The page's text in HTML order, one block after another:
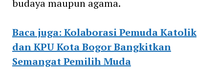
budaya maupun agama.
Baca juga: Kolaborasi Pemuda Katolik
dan KPU Kota Bogor Bangkitkan
Semangat Pemilih Muda